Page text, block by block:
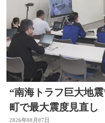
“南海トラフ巨大地
町で最大震度見直
2026年08月07日